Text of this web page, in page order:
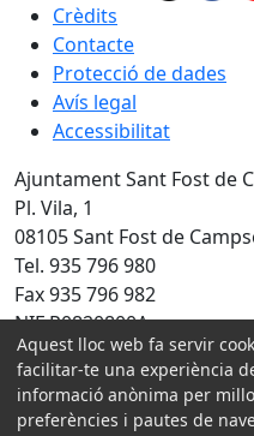
Crèdits
Contacte
Protecció de dades
Avís legal
Accessibilitat
Ajuntament Sant Fost de
Pl. Vila, 1
08105 Sant Fost de
Tel. 935 796 980
Fax 935 796 982
NIF P0820800A
Amb la col·laboració de:
Aquest lloc web fa servir
facilitar-te una experiència
informació anònima per
preferències i pautes de